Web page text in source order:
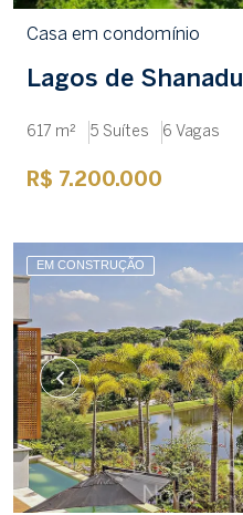
Casa em condomínio
Lagos de Shanadu
617 m² 5 Suítes 6 Vagas
R$ 7.200.000
EM CONSTRUÇÃO